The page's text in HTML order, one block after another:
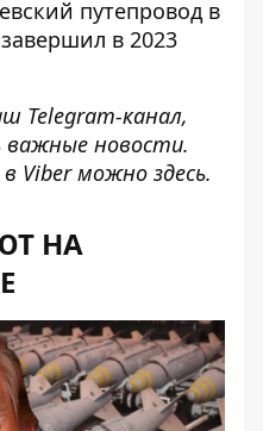
путепровод в
в 2023
Telegram-канал,
новости.
в Viber можно здесь.
НА